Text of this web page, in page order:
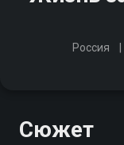
Россия
Сюжет